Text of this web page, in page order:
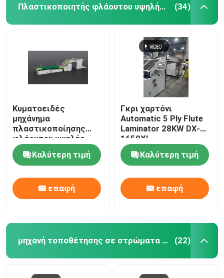
Πλαστικοποιητής φλάουτου υψηλής ταχύτητας (34)
Κυματοειδές
μηχάνημα
πλαστικοποίησης
φλάουτου υψηλής
ταχύτητας
1450mm*1450mm DX-
1450
Καλύτερη τιμή
επαφή
Γκρι χαρτόνι
Automatic 5 Ply Flute
Laminator 28KW DX-
1650XL
Καλύτερη τιμή
επαφή
μηχανή τοποθέτησης σε στρώματα χαρτονιού (22)